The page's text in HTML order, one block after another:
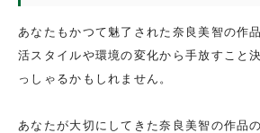
あなたもかつて魅了された奈良美智の作
活スタイルや環境の変化から手放すこと
っしゃるかもしれません。
あなたが大切にしてきた奈良美智の作品